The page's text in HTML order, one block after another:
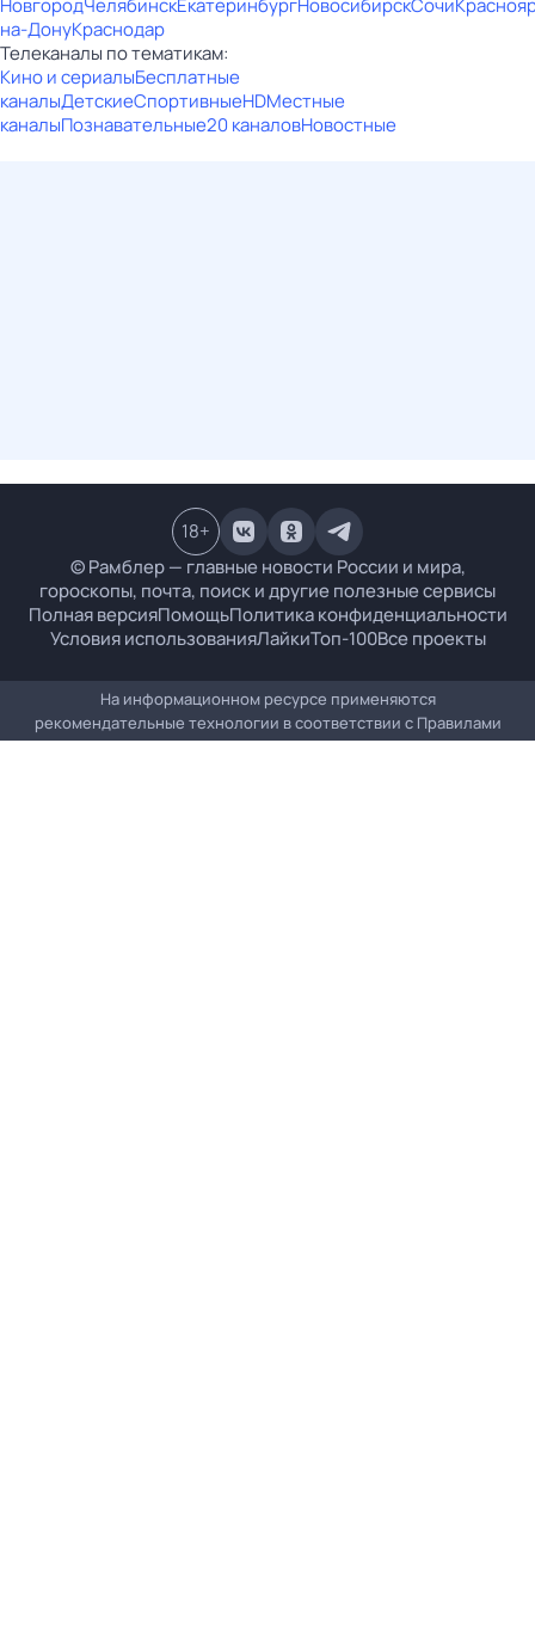
НовгородЧелябинскЕкатеринбургНовосибирскСочи
на-ДонуКраснодар
Телеканалы по тематикам:
Кино и сериалыБесплатные
каналыДетскиеСпортивныеHDМестные
каналыПознавательные20 каналовНовостные
© Рамблер — главные новости России и мира,
гороскопы, почта, поиск и другие полезные сервисы
Полная версияПомощьПолитика конфиденциальности
Условия использованияЛайкиТоп-100Все проекты
18+
На информационном ресурсе применяются
рекомендательные технологии в соответствии с Правилами